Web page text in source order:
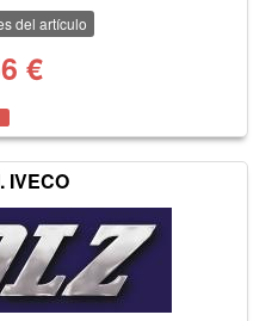
del artículo
€
IVECO